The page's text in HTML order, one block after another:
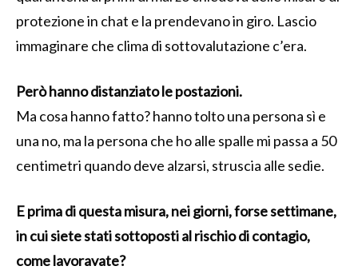
protezione in chat e la prendevano in giro. Lascio
immaginare che clima di sottovalutazione c’era.
Però hanno distanziato le postazioni.
Ma cosa hanno fatto? hanno tolto una persona sì e
una no, ma la persona che ho alle spalle mi passa a 50
centimetri quando deve alzarsi, struscia alle sedie.
E prima di questa misura, nei giorni, forse settimane,
in cui siete stati sottoposti al rischio di contagio,
come lavoravate?